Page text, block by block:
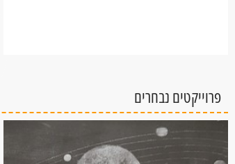
פרוייקטים נבחרים